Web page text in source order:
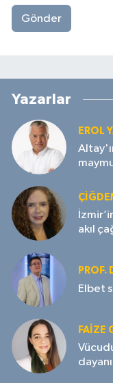
Gönder
Yazarlar
EROL
akıl
PROF.
Elbet
FAIZE